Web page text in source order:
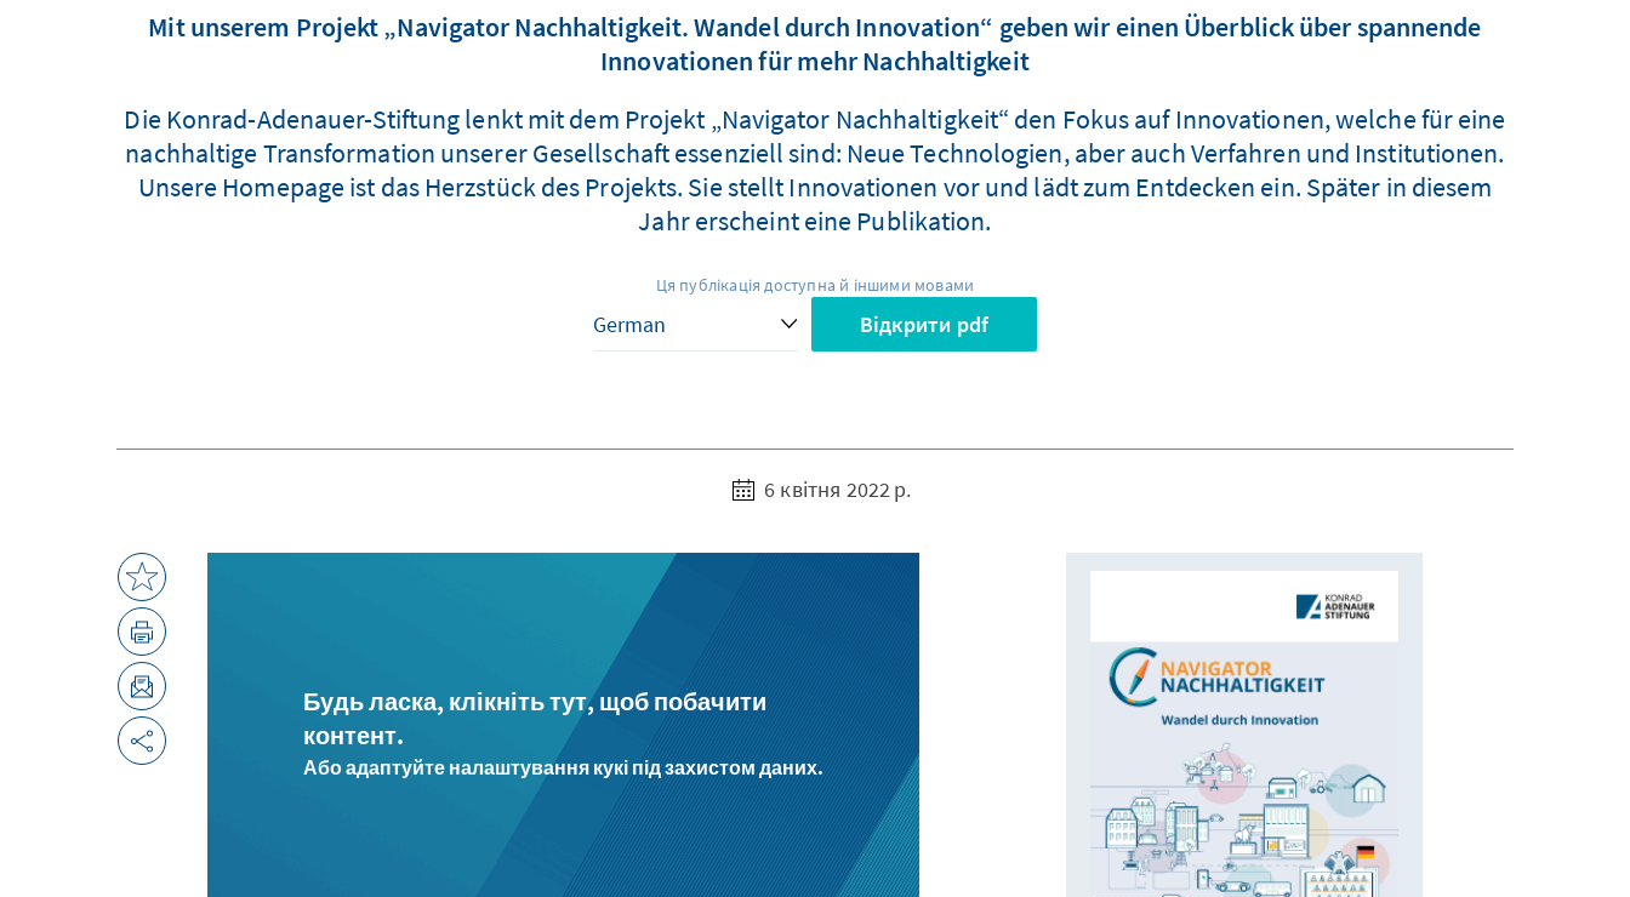
Mit unserem Projekt „Navigator Nachhaltigkeit. Wandel durch Innovation“ geben wir einen Überblick über spannende
Innovationen für mehr Nachhaltigkeit
Die Konrad-Adenauer-Stiftung lenkt mit dem Projekt „Navigator Nachhaltigkeit“ den Fokus auf Innovationen, welche für eine
nachhaltige Transformation unserer Gesellschaft essenziell sind: Neue Technologien, aber auch Verfahren und Institutionen.
Unsere Homepage ist das Herzstück des Projekts. Sie stellt Innovationen vor und lädt zum Entdecken ein. Später in diesem
Jahr erscheint eine Publikation.
Ця публікація доступна й іншими мовами
Відкрити pdf
6 квітня 2022 р.
Будь ласка, клікніть тут, щоб побачити
контент.
Або адаптуйте налаштування кукі під захистом даних.